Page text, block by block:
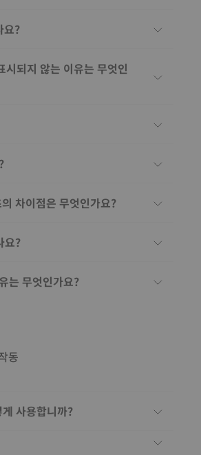
요?
되지 않는 이유는 무엇인
차이점은 무엇인가요?
요?
는 무엇인가요?
동
사용합니까?